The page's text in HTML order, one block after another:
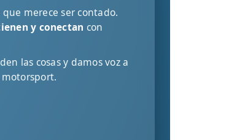
merece ser contado.
y conectan con
las cosas y damos voz a